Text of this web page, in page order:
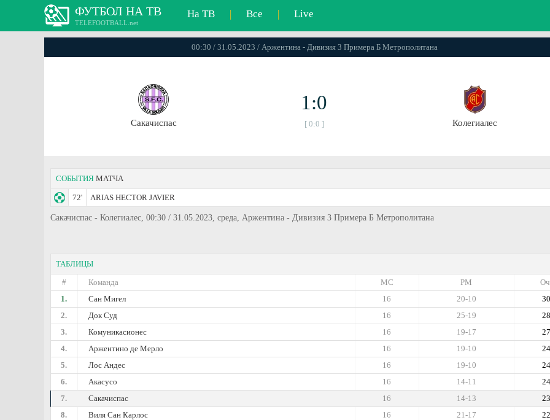
ФУТБОЛ НА ТВ
TELEFOOTBALL.net
На ТВ | Все | Live
00:30 / 31.05.2023 / Аржентина - Дивизия 3 Примера Б Метрополитана
Сакачиспас
1:0
[ 0:0 ] Колегиалес
СОБЫТИЯ МАТЧА
72' ARIAS HECTOR JAVIER
Сакачиспас - Колегиалес, 00:30 / 31.05.2023, среда, Аржентина - Дивизия 3 Примера Б Метрополитана
ТАБЛИЦЫ
#
Команда РМ
МС
1.
Сан Мигел 30
20-10
16
2.
Док Суд 28
25-19
16
3.
Комуникасионес 27
19-17
16
4.
Аржентино де Мерло 24
19-10
16
5.
Лос Андес 24
19-10
16
6.
Акасусо 24
14-11
16
7.
Сакачиспас 23
14-13
16
8.
Виля Сан Карлос 22
21-17
16